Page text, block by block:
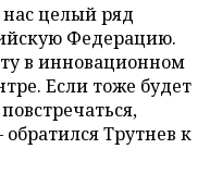
целый ряд
Федерацию.
в инновационном
Если тоже будет
Трутнев к